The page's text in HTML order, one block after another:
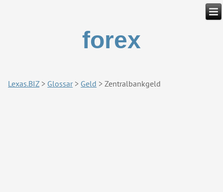
forex
Lexas.BIZ > Glossar> Geld >Zentralbankgeld